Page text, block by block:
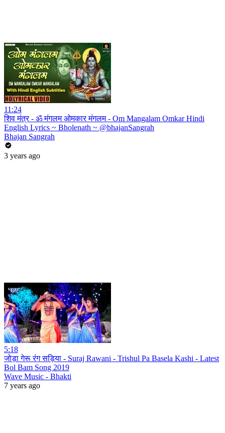
11:24
शिव मंत्र - ॐ मंगलम ओमकार मंगलम - Om Mangalam Omkar Hindi
English Lyrics ~ Bholenath ~ @bhajanSangrah
Bhajan Sangrah
3 years ago
5:18
जोड़ा गेरू रंग सड़िया - Suraj Rawani - Trishul Pa Basela Kashi - Latest
Bol Bam Song 2019
Wave Music - Bhakti
7 years ago